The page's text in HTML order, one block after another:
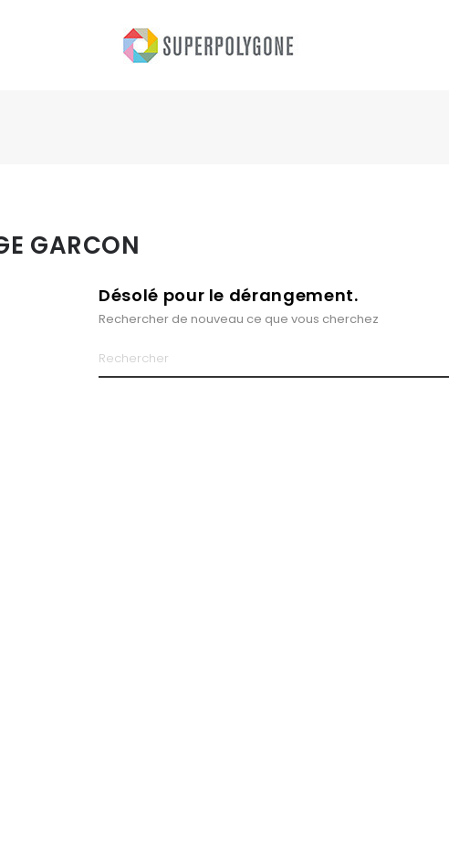
GARCON
Désolé pour le dérangement.
Rechercher de nouveau ce que vous cherchez